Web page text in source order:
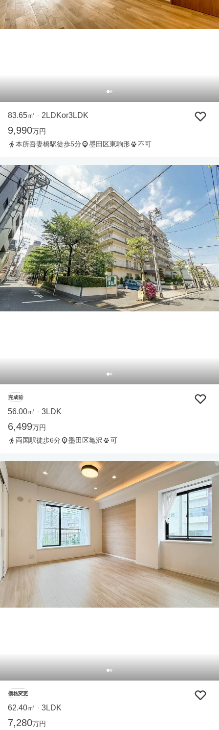
83.65㎡ ・ 2LDKor3LDK
9,990万円
本所吾妻橋駅徒歩5分
墨田区東駒形 不可
完成前
56.00㎡ ・ 3LDK
6,499万円
両国駅徒歩6分
墨田区亀沢 可
価格変更
62.40㎡ ・ 3LDK
7,280万円